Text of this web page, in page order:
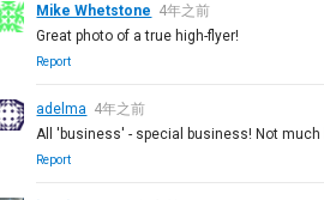
Mike Whetstone 4年之前
Great photo of a true high-flyer!
Report
adelma 4年之前
All 'business' - special business! Not
Report